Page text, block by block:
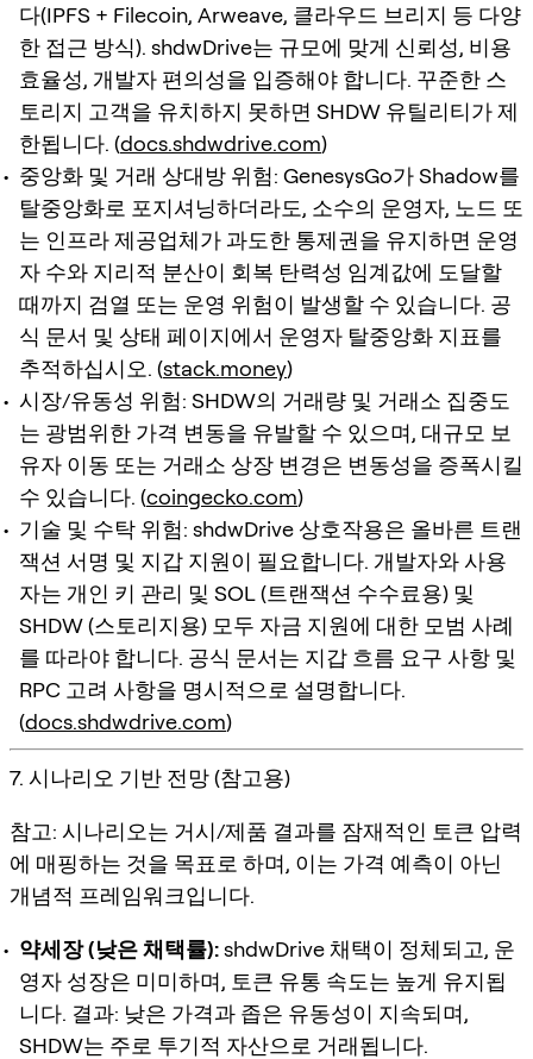
다(IPFS + Filecoin, Arweave, 클라우드 브리지 등 다양
한 접근 방식). shdwDrive는 규모에 맞게 신뢰성, 비용
효율성, 개발자 편의성을 입증해야 합니다. 꾸준한 스
토리지 고객을 유치하지 못하면 SHDW 유틸리티가 제
한됩니다. (docs.shdwdrive.com)
중앙화 및 거래 상대방 위험: GenesysGo가 Shadow를
탈중앙화로 포지셔닝하더라도, 소수의 운영자, 노드 또
는 인프라 제공업체가 과도한 통제권을 유지하면 운영
자 수와 지리적 분산이 회복 탄력성 임계값에 도달할
때까지 검열 또는 운영 위험이 발생할 수 있습니다. 공
식 문서 및 상태 페이지에서 운영자 탈중앙화 지표를
추적하십시오. (stack.money)
시장/유동성 위험: SHDW의 거래량 및 거래소 집중도
는 광범위한 가격 변동을 유발할 수 있으며, 대규모 보
유자 이동 또는 거래소 상장 변경은 변동성을 증폭시킬
수 있습니다. (coingecko.com)
기술 및 수탁 위험: shdwDrive 상호작용은 올바른 트랜
잭션 서명 및 지갑 지원이 필요합니다. 개발자와 사용
자는 개인 키 관리 및 SOL (트랜잭션 수수료용) 및
SHDW (스토리지용) 모두 자금 지원에 대한 모범 사례
를 따라야 합니다. 공식 문서는 지갑 흐름 요구 사항 및
RPC 고려 사항을 명시적으로 설명합니다.
(docs.shdwdrive.com)
7. 시나리오 기반 전망 (참고용)
참고: 시나리오는 거시/제품 결과를 잠재적인 토큰 압력
에 매핑하는 것을 목표로 하며, 이는 가격 예측이 아닌
개념적 프레임워크입니다.
약세장 (낮은 채택률):shdwDrive 채택이 정체되고, 운
영자 성장은 미미하며, 토큰 유통 속도는 높게 유지됩
니다. 결과: 낮은 가격과 좁은 유동성이 지속되며,
SHDW는 주로 투기적 자산으로 거래됩니다.